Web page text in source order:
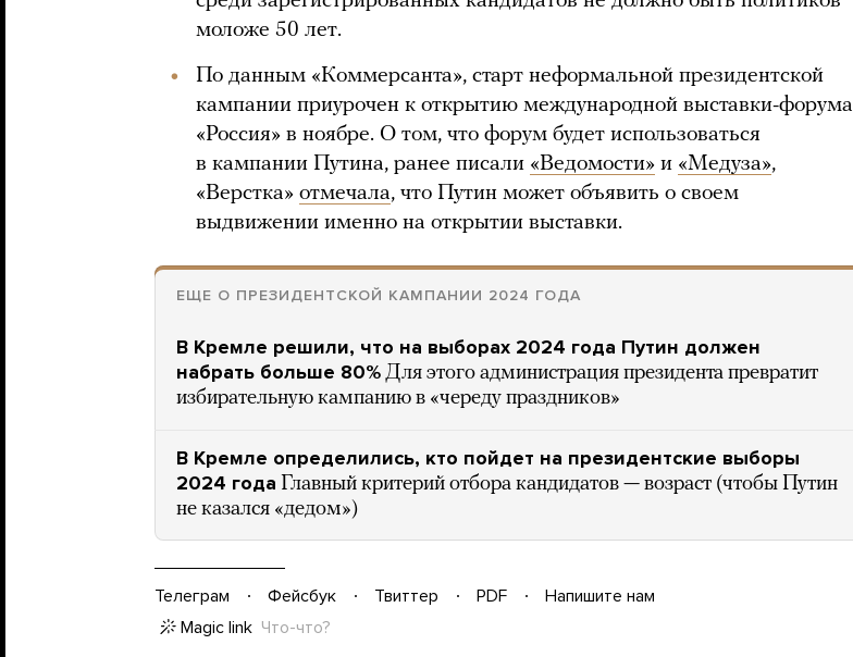
моложе 50 лет.
По данным «Коммерсанта», старт неформальной президентской
кампании приурочен к открытию международной выставки-форума
«Россия» в ноябре. О том, что форум будет использоваться
в кампании Путина, ранее писали «Ведомости» и «Медуза»,
«Верстка» отмечала, что Путин может объявить о своем
выдвижении именно на открытии выставки.
ЕЩЕ О ПРЕЗИДЕНТСКОЙ КАМПАНИИ 2024 ГОДА
В Кремле решили, что на выборах 2024 года Путин должен
набрать больше 80% Для этого администрация президента превратит
избирательную кампанию в «череду праздников»
В Кремле определились, кто пойдет на президентские выборы
2024 года Главный критерий отбора кандидатов — возраст (чтобы Путин
не казался «дедом»)
Телеграм Фейсбук Твиттер PDF
Напишите нам
Magic link Что-что?